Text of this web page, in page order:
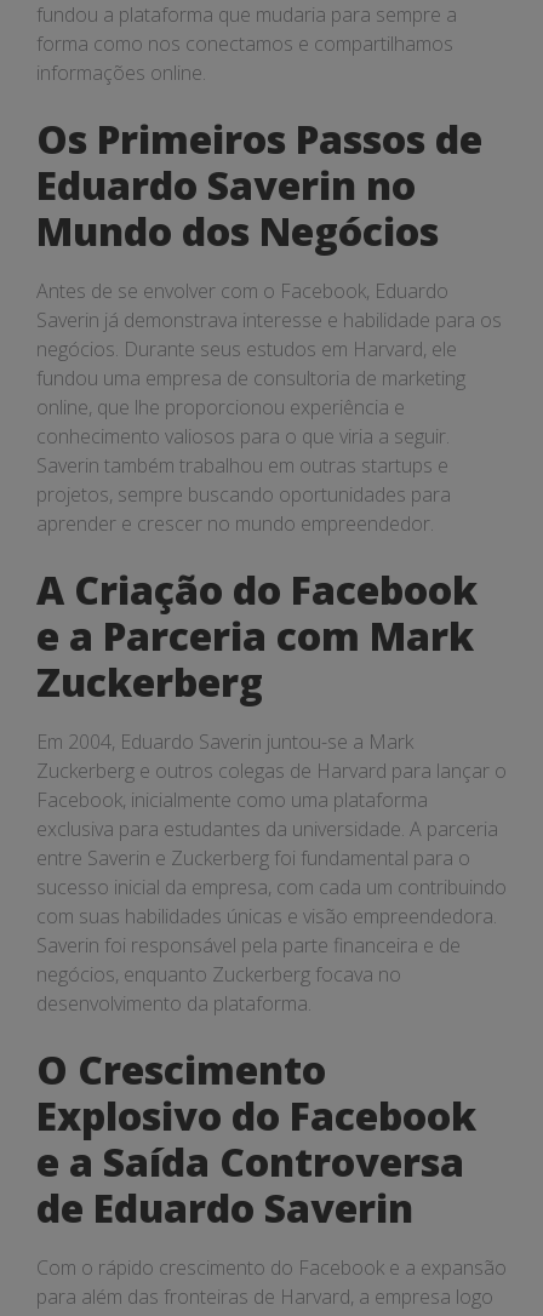
fundou a plataforma que mudaria para sempre a
forma como nos conectamos e compartilhamos
informações online.
Os Primeiros Passos de
Eduardo Saverin no
Mundo dos Negócios
Antes de se envolver com o Facebook, Eduardo
Saverin já demonstrava interesse e habilidade para os
negócios. Durante seus estudos em Harvard, ele
fundou uma empresa de consultoria de marketing
online, que lhe proporcionou experiência e
conhecimento valiosos para o que viria a seguir.
Saverin também trabalhou em outras startups e
projetos, sempre buscando oportunidades para
aprender e crescer no mundo empreendedor.
A Criação do Facebook
e a Parceria com Mark
Zuckerberg
Em 2004, Eduardo Saverin juntou-se a Mark
Zuckerberg e outros colegas de Harvard para lançar o
Facebook, inicialmente como uma plataforma
exclusiva para estudantes da universidade. A parceria
entre Saverin e Zuckerberg foi fundamental para o
sucesso inicial da empresa, com cada um contribuindo
com suas habilidades únicas e visão empreendedora.
Saverin foi responsável pela parte financeira e de
negócios, enquanto Zuckerberg focava no
desenvolvimento da plataforma.
O Crescimento
Explosivo do Facebook
e a Saída Controversa
de Eduardo Saverin
Com o rápido crescimento do Facebook e a expansão
para além das fronteiras de Harvard, a empresa logo